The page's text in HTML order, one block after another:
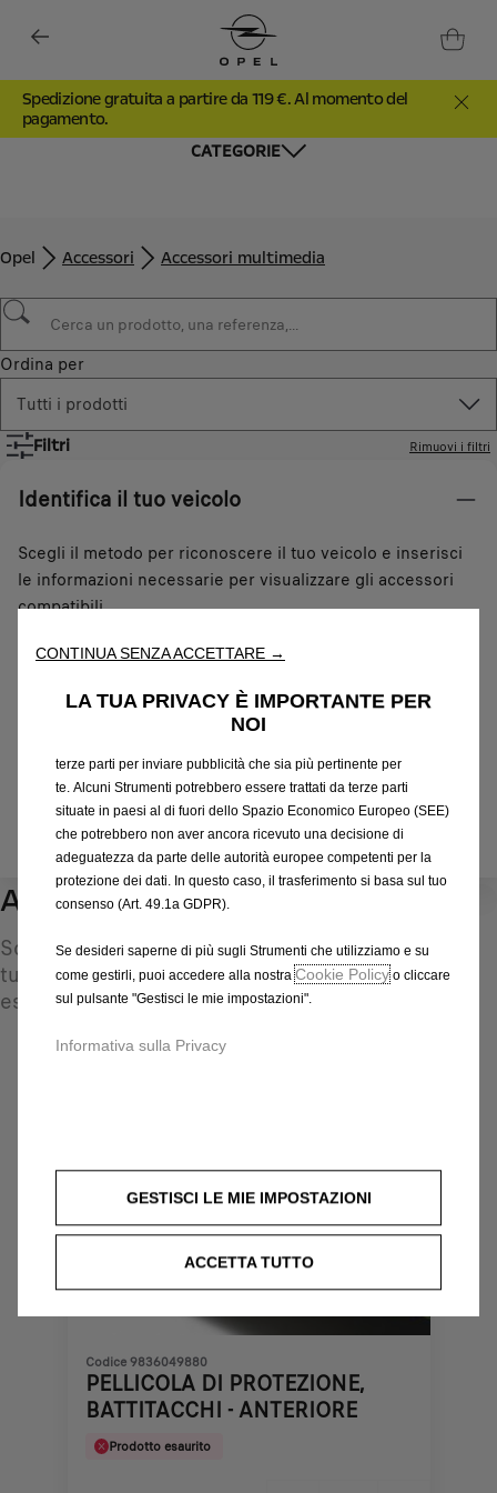
Spedizione gratuita a partire da 119 €. Al momento del
pagamento.
CATEGORIE
Opel Accessori Accessori multimedia
Ordina per
Tutti i prodotti
Filtri Rimuovi i filtri
Identifica il tuo veicolo
Scegli il metodo per riconoscere il tuo veicolo e inserisci
le informazioni necessarie per visualizzare gli accessori
compatibili.
Modello
IDENTIFICARE IL VEICOLO
Accessori multimedia
Scopri tutti gli Accessori Autentici pensati per la
tua auto e progettati per soddisfare le tue
esigenze
Codice 9836049880
PELLICOLA DI PROTEZIONE,
BATTITACCHI - ANTERIORE
Prodotto esaurito
CONTINUA SENZA ACCETTARE →
LA TUA PRIVACY È IMPORTANTE PER
NOI
Utilizziamo cookie e/o altri strumenti di tracciamento (gli
“Strumenti”) per assicurarci di offrirti la migliore esperienza sul
fondamentali come la sicurezza, la gestione della rete e
attraverso varie funzioni come il riconoscimento della lingua, i
risultati di ricerca e, di conseguenza, migliorano ciò che ti
terze parti per inviare pubblicità che sia più pertinente per
te. Alcuni Strumenti potrebbero essere trattati da terze parti
situate in paesi al di fuori dello Spazio Economico Europeo (SEE)
che potrebbero non aver ancora ricevuto una decisione di
adeguatezza da parte delle autorità europee competenti per la
protezione dei dati. In questo caso, il trasferimento si basa sul tuo
consenso (Art. 49.1a GDPR).
Se desideri saperne di più sugli Strumenti che utilizziamo e su
come gestirli, puoi accedere alla nostraCookie Policyo cliccare
sul pulsante "Gestisci le mie impostazioni".
Informativa sulla Privacy
GESTISCI LE MIE IMPOSTAZIONI
ACCETTA TUTTO